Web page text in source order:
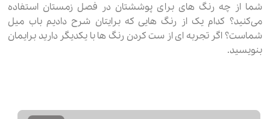
شما از چه رنگ های برای پوششتان در فصل زمستان استفاده
می‌کنید؟ کدام یک از رنگ هایی که برایتان شرح دادیم باب میل
شماست؟ اگر تجربه ای از ست کردن رنگ ها با یکدیگر دارید برایمان
بنویسید.